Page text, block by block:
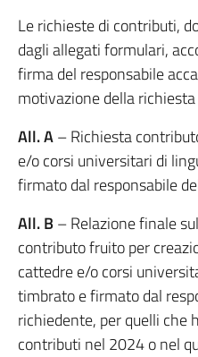
Le richieste di contributi,
dagli allegati formulari,
firma del responsabile
motivazione della
All. A– Richiesta
e/o corsi universitari di
firmato dal responsabile
All. B– Relazione finale
contributo fruito per
cattedre e/o corsi
timbrato e firmato dal
richiedente, per quelli che
contributi nel 2024 o nel